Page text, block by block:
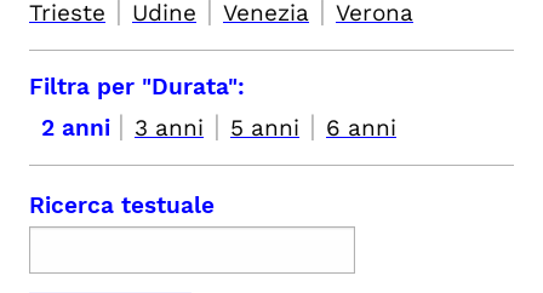
Trieste | Udine | Venezia | Verona
Filtra per "Durata":
2 anni | 3 anni | 5 anni | 6 anni
Ricerca testuale